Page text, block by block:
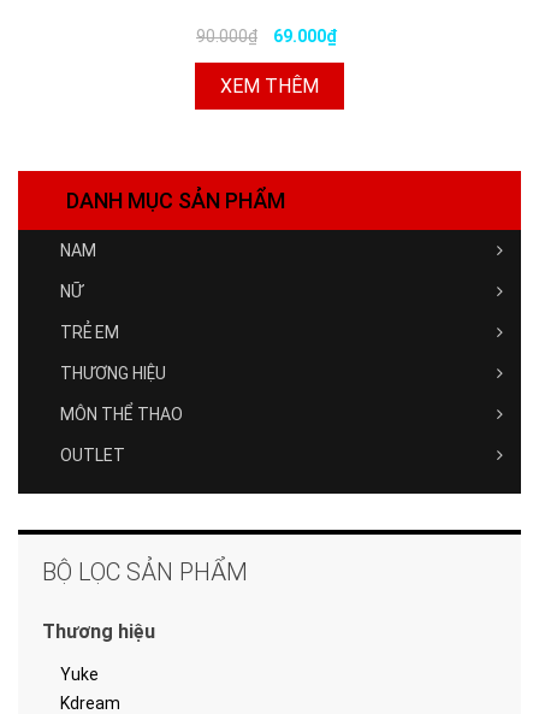
90.000₫ 69.000₫
XEM THÊM
DANH MỤC SẢN PHẨM
NAM
NỮ
TRẺ EM
THƯƠNG HIỆU
MÔN THỂ THAO
OUTLET
BỘ LỌC SẢN PHẨM
Thương hiệu
Yuke
Kdream